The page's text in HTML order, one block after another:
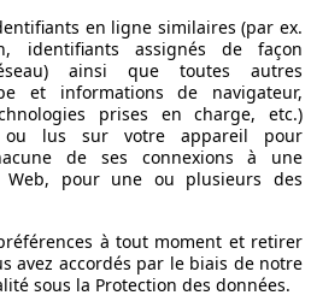
en ligne similaires (par ex.
identifiants assignés de façon
ainsi que toutes autres
et informations de navigateur,
prises en charge, etc.)
ou lus sur votre appareil pour
de ses connexions à une
pour une ou plusieurs des
à tout moment et retirer
avez accordés par le biais de notre
sous la Protection des données.